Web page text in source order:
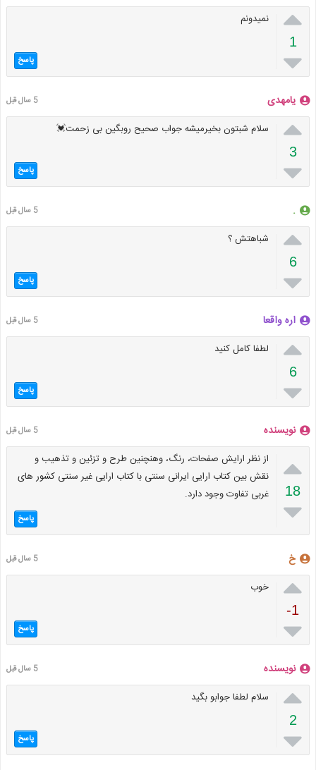

1

نمیدونم
پاسخ
یامهدی 5 سال قبل

3

سلام شبتون بخیرمیشه جواب صحیح روبگین بی زحمت💓
پاسخ
. 5 سال قبل

6

شباهتش ؟
پاسخ
اره واقعا 5 سال قبل

6

لطفا کامل کنید
پاسخ
نویسنده 5 سال قبل

18

از نظر ارایش صفحات، رنگ، وهنچنین طرح و تزئین و تذهیب و
نقش بین کتاب ارایی ایرانی سنتی با کتاب ارایی غیر سنتی کشور های
غربی تفاوت وجود دارد.
پاسخ
خ 5 سال قبل

-1

خوب
پاسخ
نویسنده 5 سال قبل

2

سلام لطفا جوابو بگید
پاسخ